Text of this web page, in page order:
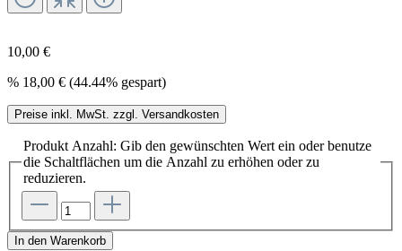
10,00 €
% 18,00 € (44.44% gespart)
Preise inkl. MwSt. zzgl. Versandkosten
Produkt Anzahl: Gib den gewünschten Wert ein oder benutze
die Schaltflächen um die Anzahl zu erhöhen oder zu
reduzieren.
In den Warenkorb